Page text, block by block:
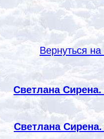
Вернуться
Светлана
Светлана